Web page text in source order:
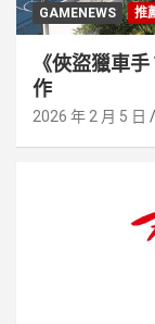
GAMENEWS 推
《俠盜獵車
作
2026 年 2 月 5 日